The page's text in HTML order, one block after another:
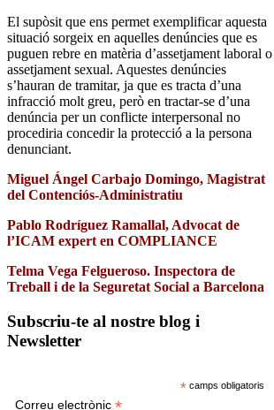
El supòsit que ens permet exemplificar aquesta
situació sorgeix en aquelles denúncies que es
puguen rebre en matèria d’assetjament laboral o
assetjament sexual. Aquestes denúncies
s’hauran de tramitar, ja que es tracta d’una
infracció molt greu, però en tractar-se d’una
denúncia per un conflicte interpersonal no
procediria concedir la protecció a la persona
denunciant.
Miguel Ángel Carbajo Domingo, Magistrat
del Contenciós-Administratiu
Pablo Rodríguez Ramallal, Advocat de
l’ICAM expert en COMPLIANCE
Telma Vega Felgueroso. Inspectora de
Treball i de la Seguretat Social a Barcelona
Subscriu-te al nostre blog i
Newsletter
*camps obligatoris
Correu electrònic